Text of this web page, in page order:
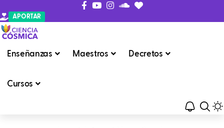
APORTAR
Enseñanzas Maestros Decretos
Cursos